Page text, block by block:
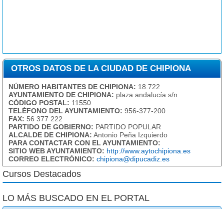
OTROS DATOS DE LA CIUDAD DE CHIPIONA
NÚMERO HABITANTES DE CHIPIONA: 18.722
AYUNTAMIENTO DE CHIPIONA: plaza andalucía s/n
CÓDIGO POSTAL: 11550
TELÉFONO DEL AYUNTAMIENTO: 956-377-200
FAX: 56 377 222
PARTIDO DE GOBIERNO: PARTIDO POPULAR
ALCALDE DE CHIPIONA: Antonio Peña Izquierdo
PARA CONTACTAR CON EL AYUNTAMIENTO:
SITIO WEB AYUNTAMIENTO: http://www.aytochipiona.es
CORREO ELECTRÓNICO: chipiona@dipucadiz.es
Cursos Destacados
LO MÁS BUSCADO EN EL PORTAL